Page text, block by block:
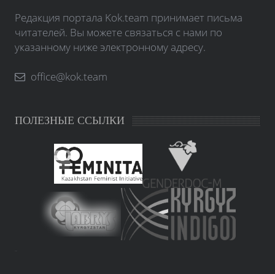
Редакция портала Kok.team принимает письма
читателей. Вы можете связаться с нами по
указанному ниже электронному адресу.
office@kok.team
ПОЛЕЗНЫЕ ССЫЛКИ